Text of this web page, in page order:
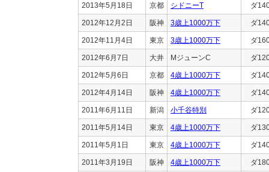
2013年5月18日 京都 シドニーT ダ
2012年12月2日 阪神 3歳上1000万下 ダ
2012年11月4日 東京 3歳上1000万下 ダ
2012年6月7日 大井 MジューンC ダ
2012年5月6日 京都 4歳上1000万下 ダ
2012年4月14日 阪神 4歳上1000万下 ダ
2011年6月11日 新潟 小千谷特別 ダ
2011年5月14日 東京 4歳上1000万下 ダ
2011年5月1日 東京 4歳上1000万下 ダ
2011年3月19日 阪神 4歳上1000万下 ダ